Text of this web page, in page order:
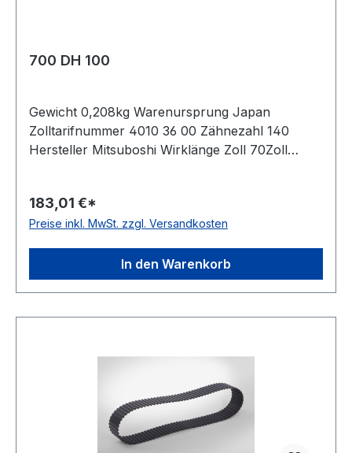
700 DH 100
Gewicht 0,208kg Warenursprung Japan
Zolltarifnummer 4010 36 00 Zähnezahl 140
Hersteller Mitsuboshi Wirklänge Zoll 70Zoll
Material Neoprene Zugstrang Glasfaser Norm
DIN 5296 antistatisch ja
183,01 €*
Preise inkl. MwSt. zzgl. Versandkosten
In den Warenkorb